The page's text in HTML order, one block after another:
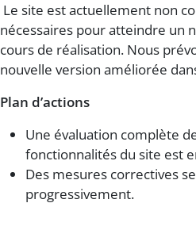
Le site est actuellement non
nécessaires pour atteindre un
cours de réalisation. Nous
nouvelle version améliorée
Plan d’actions
Une évaluation complète
fonctionnalités du site est
Des mesures correctives
progressivement.